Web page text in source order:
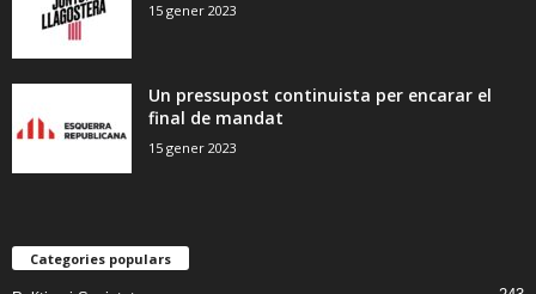
15 gener 2023
Un pressupost continuista per encarar el
final de mandat
15 gener 2023
Categories populars